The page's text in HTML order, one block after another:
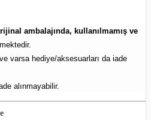
ambalajında, kullanılmamış ve
varsa hediye/aksesuarları da iade
alınmayabilir.